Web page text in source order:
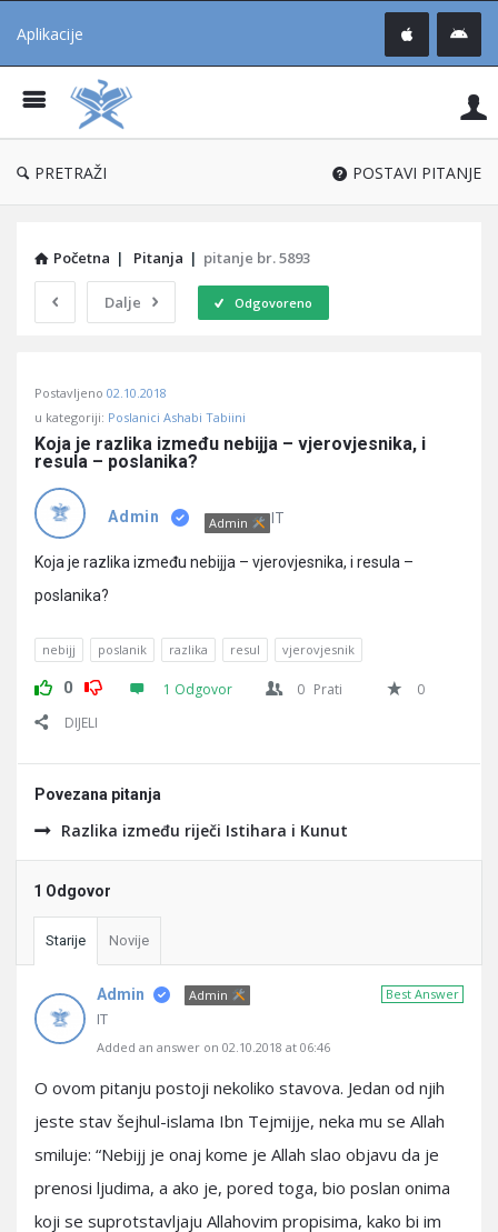
Aplikacije
®
PRETRAŽI POSTAVI PITANJE
Početna | Pitanja | pitanje br. 5893
Dalje Odgovoreno
Učene
Latest
Pitanja
Postavljeno 02.10.2018
u kategoriji: Poslanici Ashabi Tabiini
Koja je razlika između nebijja – vjerovjesnika, i
resula – poslanika?
Admin Admin IT
Koja je razlika između nebijja – vjerovjesnika, i resula –
poslanika?
nebijj poslanik razlika resul vjerovjesnik
0 1 Odgovor 0 Prati
0
DIJELI
Povezana pitanja
Razlika između riječi Istihara i Kunut
1 Odgovor
Starije Novije
Best Answer
Admin Admin
IT
Added an answer on 02.10.2018 at 06:46
O ovom pitanju postoji nekoliko stavova. Jedan od njih
jeste stav šejhul-islama Ibn Tejmijje, neka mu se Allah
smiluje: “Nebijj je onaj kome je Allah slao objavu da je
prenosi ljudima, a ako je, pored toga, bio poslan onima
koji se suprotstavljaju Allahovim propisima, kako bi im